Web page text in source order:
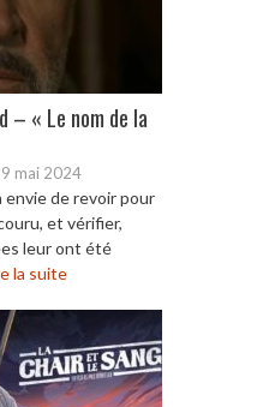
– « Le nom de la
mai 2024
envie de revoir pour
et vérifier,
leur ont été
la suite